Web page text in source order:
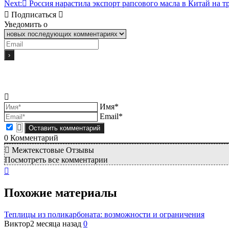
Next:
Россия нарастила экспорт рапсового масла в Китай на
Подписаться
Уведомить о
Имя*
Email*
0 Комментарий
Межтекстовые Отзывы
Посмотреть все комментарии
Похожие материалы
Теплицы из поликарбоната: возможности и ограничения
Виктор2 месяца назад 0